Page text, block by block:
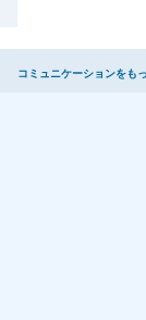
コミュニケーションをも